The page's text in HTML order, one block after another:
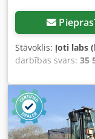
Stāvoklis: ļoti labs
darbības svars: 35
Aprīkojums:gaisa
gads: 2006 Dedpfx
9139 st. Aizvērta
Centralizētā
Izbūmes garums: